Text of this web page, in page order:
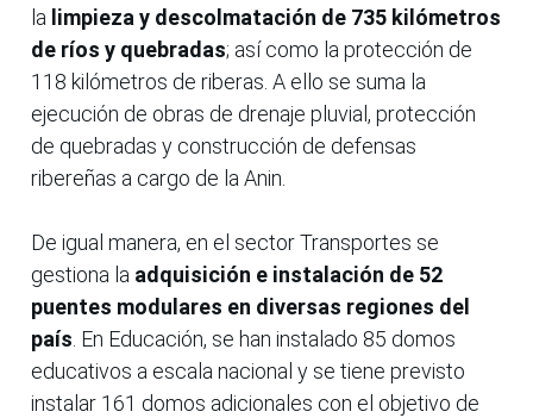
la limpieza y descolmatación de 735 kilómetros
de ríos y quebradas; así como la protección de
118 kilómetros de riberas. A ello se suma la
ejecución de obras de drenaje pluvial, protección
de quebradas y construcción de defensas
ribereñas a cargo de la Anin.
De igual manera, en el sector Transportes se
gestiona la adquisición e instalación de 52
puentes modulares en diversas regiones del
país. En Educación, se han instalado 85 domos
educativos a escala nacional y se tiene previsto
instalar 161 domos adicionales con el objetivo de